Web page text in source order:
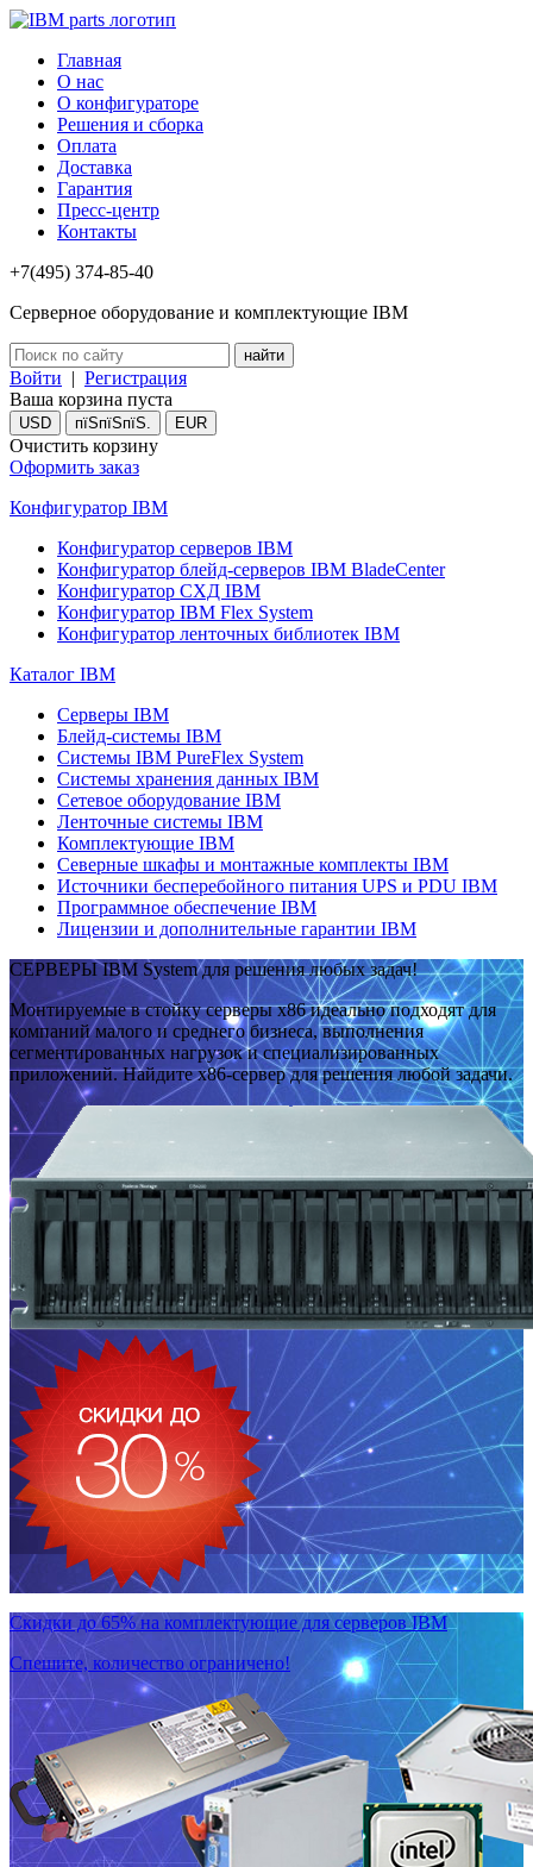
Главная
О нас
О конфигураторе
Решения и сборка
Оплата
Доставка
Гарантия
Пресс-центр
Контакты
+7(495) 374-85-40
Серверное оборудование и комплектующие IBM
Войти | Регистрация
Ваша корзина пуста
USD пїЅпїЅпїЅ. EUR
Очистить корзину
Оформить заказ
Конфигуратор IBM
Конфигуратор серверов IBM
Конфигуратор блейд-серверов IBM BladeCenter
Конфигуратор СХД IBM
Конфигуратор IBM Flex System
Конфигуратор ленточных библиотек IBM
Каталог IBM
Серверы IBM
Блейд-системы IBM
Системы IBM PureFlex System
Системы хранения данных IBM
Сетевое оборудование IBM
Ленточные системы IBM
Комплектующие IBM
Северные шкафы и монтажные комплекты IBM
Источники бесперебойного питания UPS и PDU IBM
Программное обеспечение IBM
Лицензии и дополнительные гарантии IBM
СЕРВЕРЫ IBM System для решения любых задач!
Монтируемые в стойку серверы x86 идеально подходят для
компаний малого и среднего бизнеса, выполнения
сегментированных нагрузок и специализированных
приложений. Найдите x86-сервер для решения любой задачи.
Скидки до 65% на комплектующие для серверов IBM
Спешите, количество ограничено!